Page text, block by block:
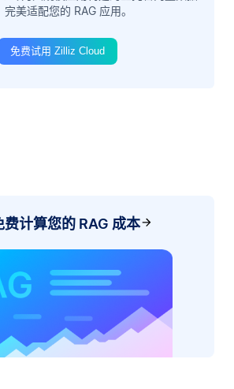
完美适配您的 RAG 应用。
免费试用 Zilliz Cloud
费计算您的 RAG 成本